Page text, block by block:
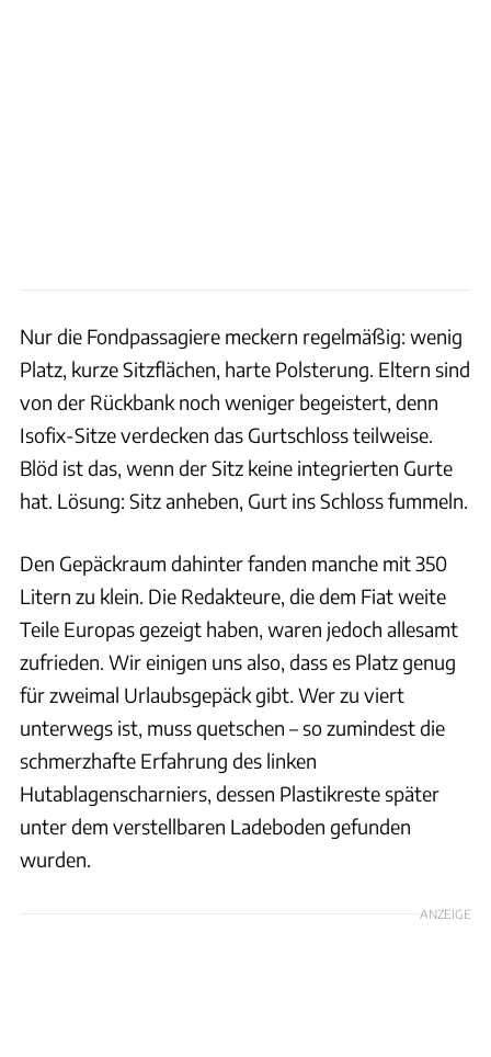
Nur die Fondpassagiere meckern regelmäßig: wenig
Platz, kurze Sitzflächen, harte Polsterung. Eltern sind
von der Rückbank noch weniger begeistert, denn
Isofix-Sitze verdecken das Gurtschloss teilweise.
Blöd ist das, wenn der Sitz keine integrierten Gurte
hat. Lösung: Sitz anheben, Gurt ins Schloss fummeln.
Den Gepäckraum dahinter fanden manche mit 350
Litern zu klein. Die Redakteure, die dem Fiat weite
Teile Europas gezeigt haben, waren jedoch allesamt
zufrieden. Wir einigen uns also, dass es Platz genug
für zweimal Urlaubsgepäck gibt. Wer zu viert
unterwegs ist, muss quetschen – so zumindest die
schmerzhafte Erfahrung des linken
Hutablagenscharniers, dessen Plastikreste später
unter dem verstellbaren Ladeboden gefunden
wurden.
ANZEIGE